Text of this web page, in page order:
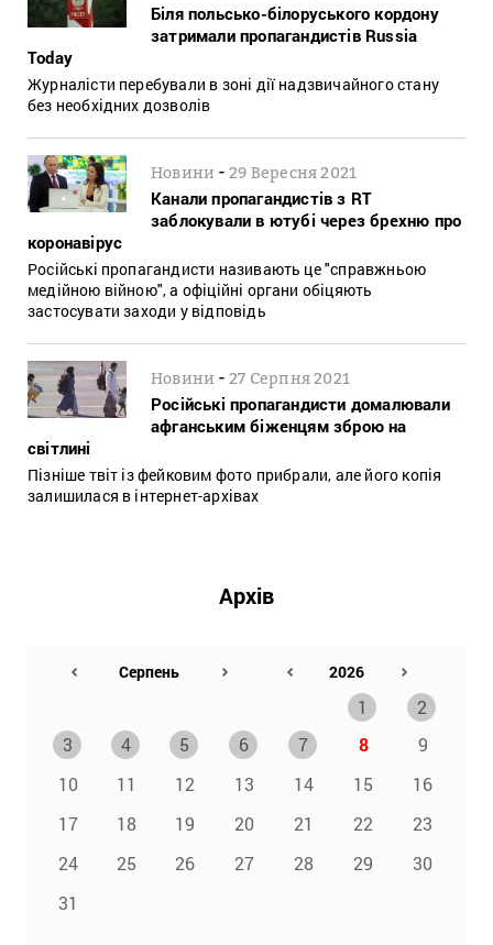
Біля польсько-білоруського кордону
затримали пропагандистів Russia
Today
Журналісти перебували в зоні дії надзвичайного стану
без необхідних дозволів
Новини -29 Вересня 2021
Канали пропагандистів з RT
заблокували в ютубі через брехню про
коронавірус
Російські пропагандисти називають це "справжньою
медійною війною", а офіційні органи обіцяють
застосувати заходи у відповідь
Новини -27 Серпня 2021
Російські пропагандисти домалювали
афганським біженцям зброю на
світлині
Пізніше твіт із фейковим фото прибрали, але його копія
залишилася в інтернет-архівах
Архів
1
2
3
4 5 6 7 8
9
10
11 12 13 14 15
16
17
18 19 20 21 22
23
24
25 26 27 28 29
30
31